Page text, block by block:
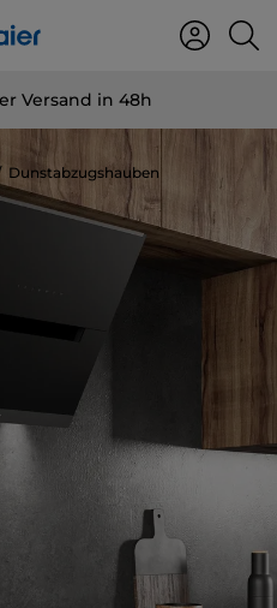
Versand in 48h
Dunstabzugshauben